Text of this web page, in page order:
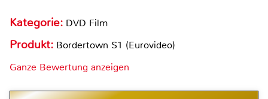
Kategorie: DVD Film
Produkt: Bordertown S1 (Eurovideo)
Ganze Bewertung anzeigen